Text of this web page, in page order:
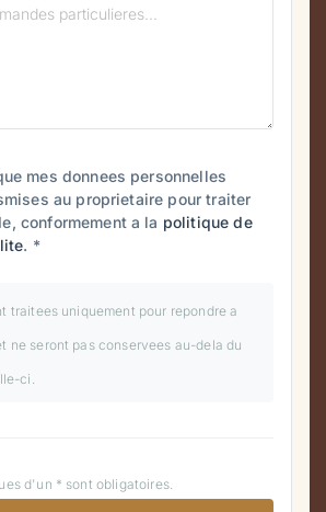
mes donnees personnelles
au proprietaire pour traiter
conformement a la politique de
. *
traitees uniquement pour repondre a
ne seront pas conservees au-dela du
ci.
d'un * sont obligatoires.